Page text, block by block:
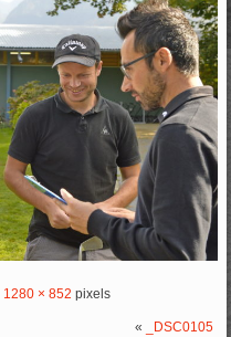
1280 × 852 pixels
« _DSC0105